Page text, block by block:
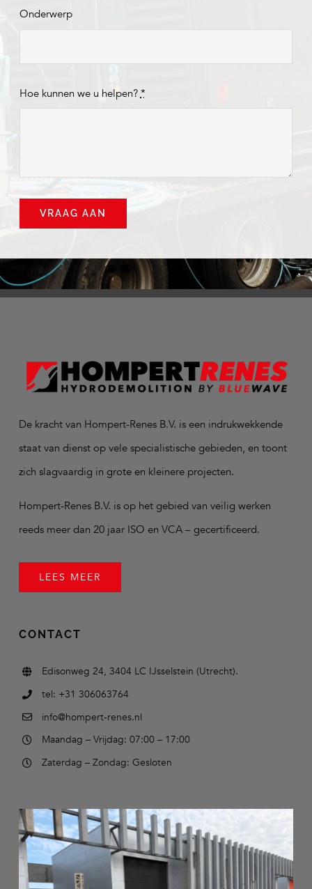
Onderwerp
Hoe kunnen we u helpen? *
VRAAG AAN
De kracht van Hompert-Renes B.V. is een indrukwekkende
staat van dienst op vele specialistische gebieden, en toont
zich slagvaardig in grote en kleinere projecten.
Hompert-Renes B.V. is op het gebied van veilig werken
reeds meer dan 20 jaar ISO en VCA – gecertificeerd.
LEES MEER
CONTACT
Edisonweg 24, 3404 LC IJsselstein (Utrecht).
tel: +31 306063764
info@hompert-renes.nl
Maandag – Vrijdag: 07:00 – 17:00
Zaterdag – Zondag: Gesloten